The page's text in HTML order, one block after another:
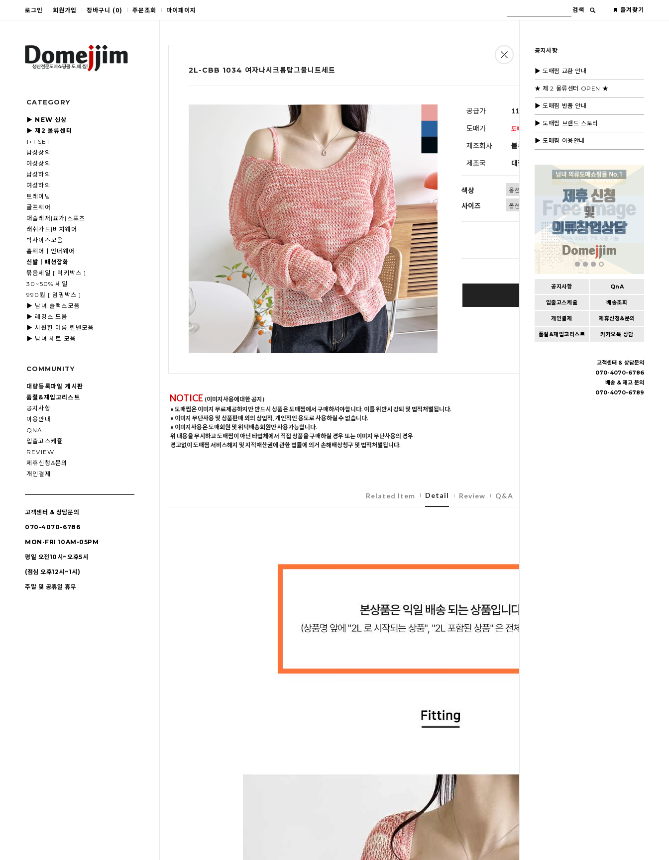
로그인 회원가입 장바구니 (0) 주문조회 마이페이지 검색 즐겨찾기
CATEGORY
▶ NEW 신상
▶ 제2 물류센터
1+1 SET
남성상의
여성상의
남성하의
여성하의
트레이닝
골프웨어
애슬레저|요가|스포츠
래쉬가드|비치웨어
빅사이즈모음
홈웨어ㅣ언더웨어
신발ㅣ패션잡화
묶음세일 [ 럭키박스 ]
30~50% 세일
990원 [ 덤핑박스 ]
▶ 남녀 슬랙스모음
▶ 레깅스 모음
▶ 시원한 여름 린넨모음
▶ 남녀 세트 모음
COMMUNITY
대량등록파일 게시판
품절&재입고리스트
공지사항
이용안내
QNA
입출고스케쥴
REVIEW
제휴신청&문의
개인결제
고객센터 & 상담문의
070-4070-6786
MON-FRI 10AM-05PM
평일 오전10시~오후5시
(점심 오후12시~1시)
주말 및 공휴일 휴무
공지사항
▶ 도매찜 교환 안내
★ 제 2 물류센터 OPEN ★
▶ 도매찜 반품 안내
▶ 도매찜 브랜드 스토리
▶ 도매찜 이용안내
공지사항 QnA
입출고스케쥴 배송조회
개인결제 제휴신청&문의
품절&재입고리스트 카카오톡 상담
고객센터 & 상담문의
070-4070-6786
배송 & 재고 문의
070-4070-6789
2L-CBB 1034 여자나시크롭탑그물니트세트
공급가 11,600원(부가세별도)
도매가
제조회사 블루모드제휴사
제조국 대한민국
색상
사이즈
Cart | Wishlist
NOTICE (이미지사용에대한 공지)
• 도매찜은 이미지 무료제공하지만 반드시 상품은 도매찜에서 구매하셔야합니다. 이를 위반시 강퇴 및 법적처벌됩니다.
• 이미지 무단사용 및 상품판매 외의 상업적, 개인적인 용도로 사용하실 수 없습니다.
• 이미지사용은 도매회원 및 위탁배송회원만 사용가능합니다.
위 내용을 무시하고 도매찜이 아닌 타업체에서 직접 상품을 구매하실 경우 또는 이미지 무단사용의 경우
경고없이 도매찜 서비스해지 및 지적재산권에 관한 법률에 의거 손해배상청구 및 법적처벌됩니다.
Related Item Detail Review Q&A